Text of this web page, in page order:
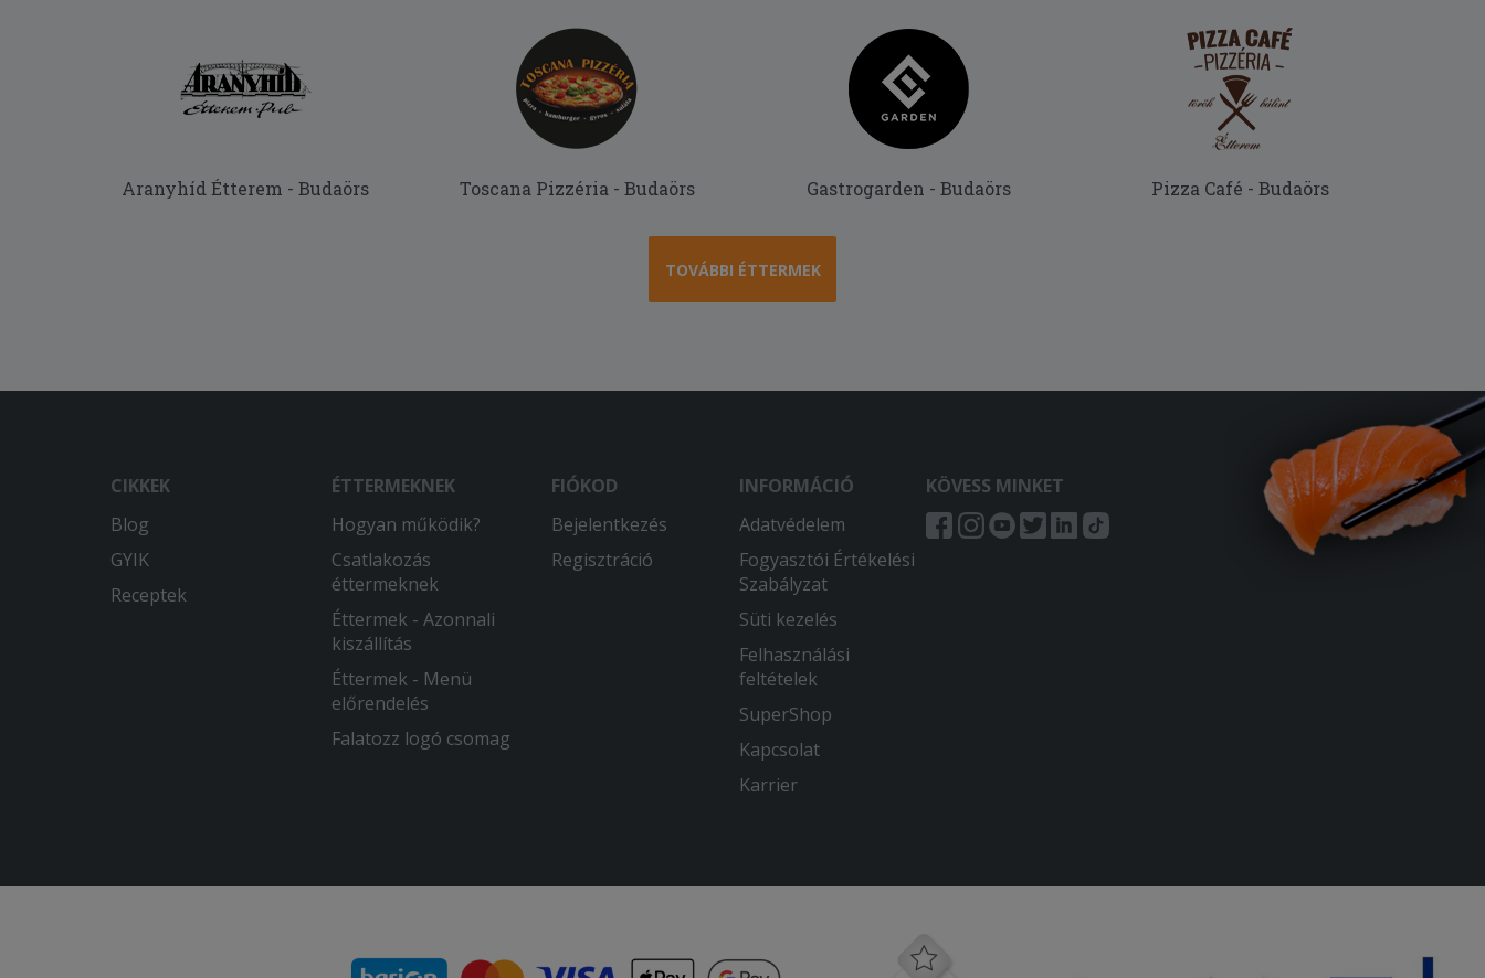
Aranyhíd Étterem - Budaörs Toscana Pizzéria - Budaörs Gastrogarden - Budaörs Pizza Café - Budaörs
TOVÁBBI ÉTTERMEK
CIKKEK
Blog
GYIK
Receptek
ÉTTERMEKNEK
Hogyan működik?
Csatlakozás
éttermeknek
Éttermek - Azonnali
kiszállítás
Éttermek - Menü
előrendelés
Falatozz logó csomag
FIÓKOD
Bejelentkezés
Regisztráció
INFORMÁCIÓ
Adatvédelem
Fogyasztói Értékelési
Szabályzat
Süti kezelés
Felhasználási
feltételek
SuperShop
Kapcsolat
Karrier
KÖVESS MINKET